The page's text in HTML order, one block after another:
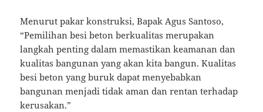
Menurut pakar konstruksi, Bapak Agus Santoso,
“Pemilihan besi beton berkualitas merupakan
langkah penting dalam memastikan keamanan dan
kualitas bangunan yang akan kita bangun. Kualitas
besi beton yang buruk dapat menyebabkan
bangunan menjadi tidak aman dan rentan terhadap
kerusakan.”